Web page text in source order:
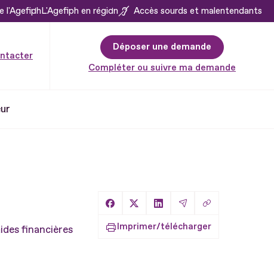
l'AgefiphL'Agefiph en région Accès sourds et malentendants
Déposer une demande
Compléter ou suivre ma demande
financières
Partager sur Facebook
Partager sur X
Partager sur LinkedIn
Partager par Email
Copier le lien
Imprimer/télécharger